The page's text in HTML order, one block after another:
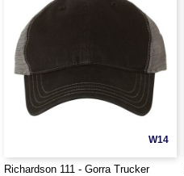
W14
Richardson 111 - Gorra Trucker